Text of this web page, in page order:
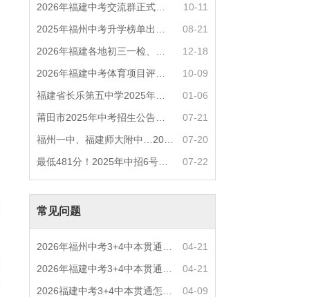
10-11
08-21
12-18
10-09
01-06
07-21
07-20
07-22
常见问题
04-21
04-21
04-09